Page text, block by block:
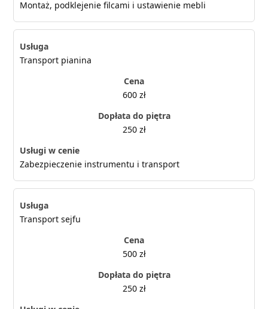
Montaż, podklejenie filcami i ustawienie mebli
Transport pianina
600 zł
250 zł
Zabezpieczenie instrumentu i transport
Transport sejfu
500 zł
250 zł